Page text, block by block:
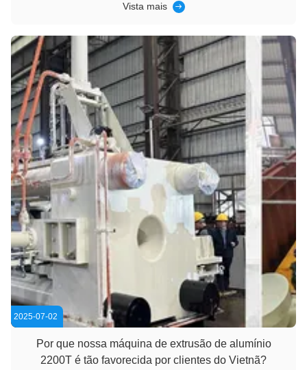
produtores de alumínio da China. A Huachang Aluminum
alumínio, com quase metade das ...
Vista mais
2025-07-02
Por que nossa máquina de extrusão de alumínio
2200T é tão favorecida por clientes do Vietnã?